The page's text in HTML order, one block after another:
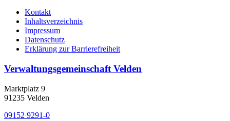
Kontakt
Inhaltsverzeichnis
Impressum
Datenschutz
Erklärung zur Barrierefreiheit
Verwaltungsgemeinschaft Velden
Marktplatz 9
91235 Velden
09152 9291-0